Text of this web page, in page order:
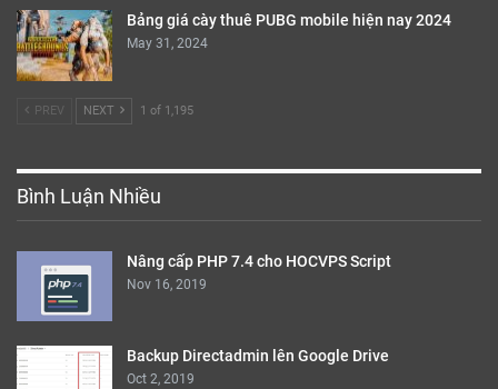
Bảng giá cày thuê PUBG mobile hiện nay 2024
May 31, 2024
PREV NEXT 1 of 1,195
Bình Luận Nhiều
Nâng cấp PHP 7.4 cho HOCVPS Script
Nov 16, 2019
Backup Directadmin lên Google Drive
Oct 2, 2019